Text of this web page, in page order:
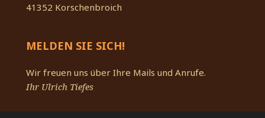
41352 Korschenbroich
MELDEN SIE SICH!
Wir freuen uns über Ihre Mails und Anrufe.
Ihr Ulrich Tiefes